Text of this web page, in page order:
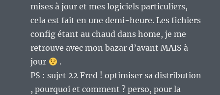
mises à jour et mes logiciels particuliers,
cela est fait en une demi-heure. Les fichiers
config étant au chaud dans home, je me
retrouve avec mon bazar d’avant MAIS à
jour
.
PS : sujet 22 Fred ! optimiser sa distribution
, pourquoi et comment ? perso, pour la